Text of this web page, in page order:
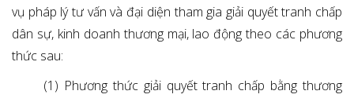
vụ pháp lý tư vấn và đại diện tham gia giải quyết tranh chấp
dân sự, kinh doanh thương mại, lao động theo các phương
thức sau:
(1) Phương thức giải quyết tranh chấp bằng thương